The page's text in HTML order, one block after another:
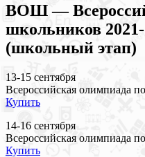
ВОШ —
школьников
(школьный этап)
13-15 сентября
Всероссийская олимпиада
Купить
14-16 сентября
Всероссийская олимпиада
Купить